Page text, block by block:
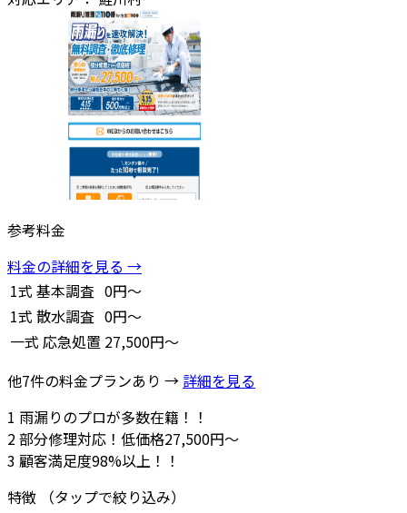
参考料金
料金の詳細を見る →
1式 基本調査 0円～
1式 散水調査 0円～
一式 応急処置 27,500円～
他7件の料金プランあり → 詳細を見る
1 雨漏りのプロが多数在籍！！
2部分修理対応！低価格27,500円～
3 顧客満足度98%以上！！
特徴
（タップで絞り込み）